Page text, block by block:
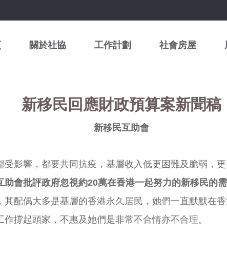
關於社協 工作計劃 社會房屋
新移民回應財政預算案新聞稿
新移民互助會
影響，都要共同抗疫，基層收入低更困難及脆弱，
助會批評政府忽視約20萬在香港一起努力的新移民的
配偶大多是基層的香港永久居民，她們一直默默在
撐起頭家，不惠及她們是非常不合情亦不合理。